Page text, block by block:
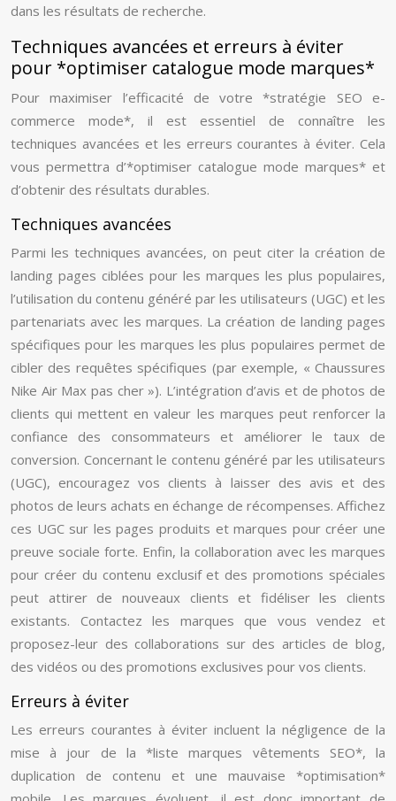
dans les résultats de recherche.
Techniques avancées et erreurs à éviter
pour *optimiser catalogue mode marques*
Pour maximiser l’efficacité de votre *stratégie SEO e-
commerce mode*, il est essentiel de connaître les
techniques avancées et les erreurs courantes à éviter. Cela
vous permettra d’*optimiser catalogue mode marques* et
d’obtenir des résultats durables.
Techniques avancées
Parmi les techniques avancées, on peut citer la création de
landing pages ciblées pour les marques les plus populaires,
l’utilisation du contenu généré par les utilisateurs (UGC) et les
partenariats avec les marques. La création de landing pages
spécifiques pour les marques les plus populaires permet de
cibler des requêtes spécifiques (par exemple, « Chaussures
Nike Air Max pas cher »). L’intégration d’avis et de photos de
clients qui mettent en valeur les marques peut renforcer la
confiance des consommateurs et améliorer le taux de
conversion. Concernant le contenu généré par les utilisateurs
(UGC), encouragez vos clients à laisser des avis et des
photos de leurs achats en échange de récompenses. Affichez
ces UGC sur les pages produits et marques pour créer une
preuve sociale forte. Enfin, la collaboration avec les marques
pour créer du contenu exclusif et des promotions spéciales
peut attirer de nouveaux clients et fidéliser les clients
existants. Contactez les marques que vous vendez et
proposez-leur des collaborations sur des articles de blog,
des vidéos ou des promotions exclusives pour vos clients.
Erreurs à éviter
Les erreurs courantes à éviter incluent la négligence de la
mise à jour de la *liste marques vêtements SEO*, la
duplication de contenu et une mauvaise *optimisation*